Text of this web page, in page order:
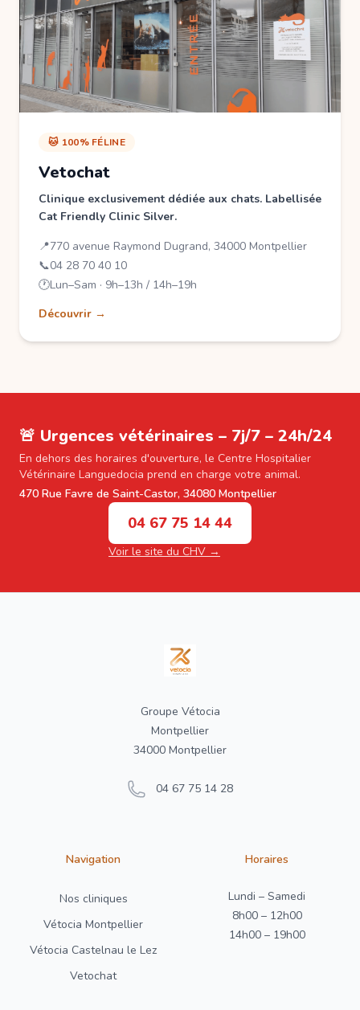
🐱 100% FÉLINE
Vetochat
Clinique exclusivement dédiée aux chats. Labellisée
Cat Friendly Clinic Silver.
📍770 avenue Raymond Dugrand, 34000 Montpellier
📞04 28 70 40 10
🕐Lun–Sam · 9h–13h / 14h–19h
Découvrir →
🚨 Urgences vétérinaires – 7j/7 – 24h/24
En dehors des horaires d'ouverture, le Centre Hospitalier
Vétérinaire Languedocia prend en charge votre animal.
470 Rue Favre de Saint-Castor, 34080 Montpellier
04 67 75 14 44
Voir le site du CHV →
Groupe Vétocia
Montpellier
34000 Montpellier
04 67 75 14 28
Navigation
Nos cliniques
Vétocia Montpellier
Vétocia Castelnau le Lez
Vetochat
Horaires
Lundi – Samedi
8h00 – 12h00
14h00 – 19h00